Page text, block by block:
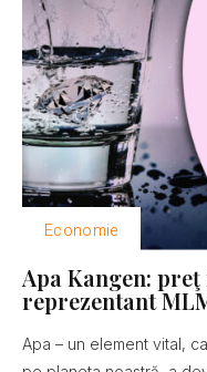
Economie
Apa Kangen:
reprezentant
Apa – un element vital,